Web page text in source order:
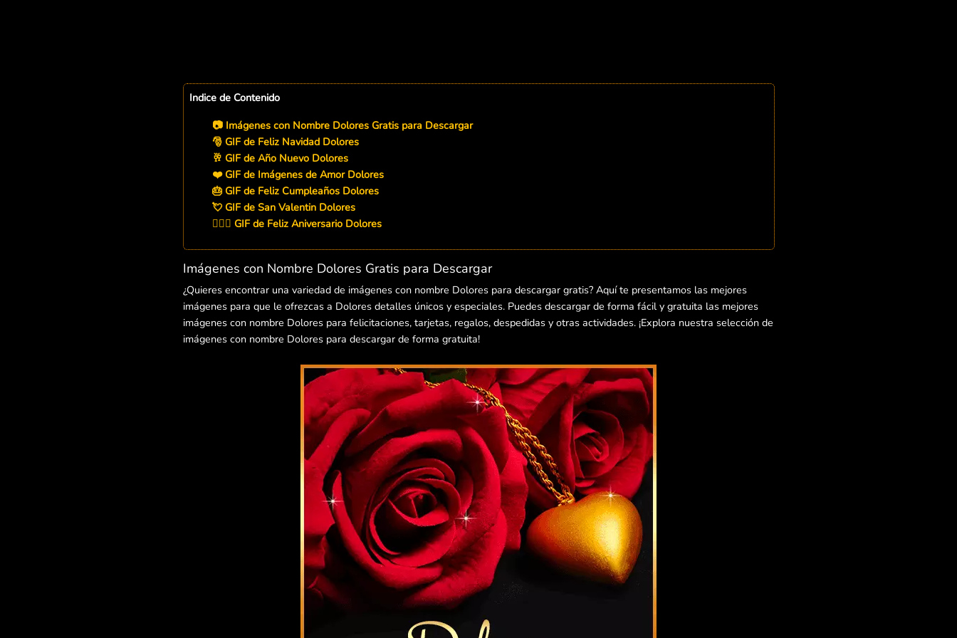
Indice de Contenido
📷 Imágenes con Nombre Dolores Gratis para Descargar
🎅 GIF de Feliz Navidad Dolores
🥂 GIF de Año Nuevo Dolores
❤️ GIF de Imágenes de Amor Dolores
🎂 GIF de Feliz Cumpleaños Dolores
💘 GIF de San Valentin Dolores
👨‍❤️‍👨 GIF de Feliz Aniversario Dolores
Imágenes con Nombre Dolores Gratis para Descargar
¿Quieres encontrar una variedad de imágenes con nombre Dolores para descargar gratis? Aquí te presentamos las mejores
imágenes para que le ofrezcas a Dolores detalles únicos y especiales. Puedes descargar de forma fácil y gratuita las mejores
imágenes con nombre Dolores para felicitaciones, tarjetas, regalos, despedidas y otras actividades. ¡Explora nuestra selección de
imágenes con nombre Dolores para descargar de forma gratuita!